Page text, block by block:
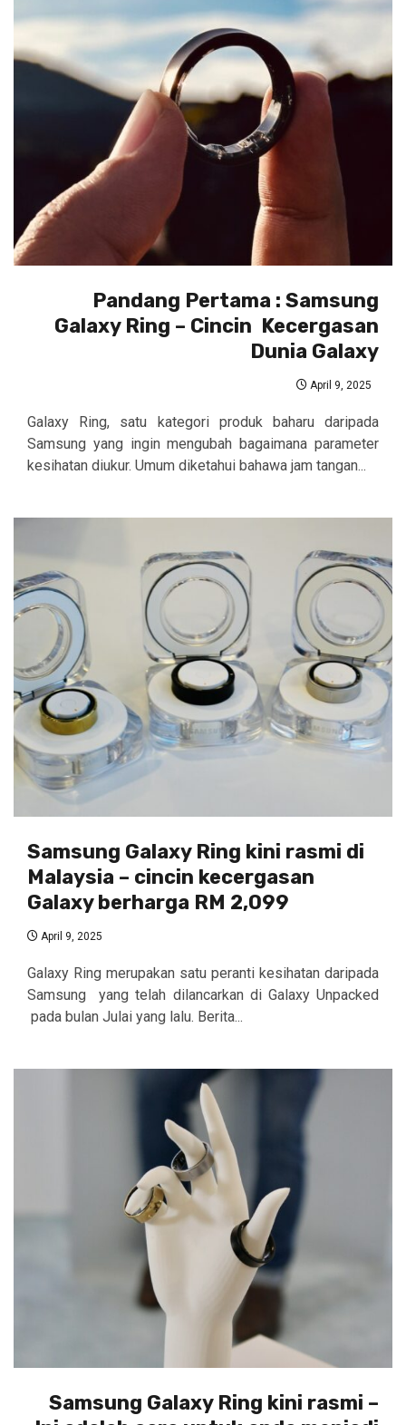
Pandang Pertama : Samsung
Galaxy Ring – Cincin Kecergasan
Dunia Galaxy
April 9, 2025
Galaxy Ring, satu kategori produk baharu daripada
Samsung yang ingin mengubah bagaimana parameter
kesihatan diukur. Umum diketahui bahawa jam tangan...
Samsung Galaxy Ring kini rasmi di
Malaysia – cincin kecergasan
Galaxy berharga RM 2,099
April 9, 2025
Galaxy Ring merupakan satu peranti kesihatan daripada
Samsung yang telah dilancarkan di Galaxy Unpacked
pada bulan Julai yang lalu. Berita...
Samsung Galaxy Ring kini rasmi –